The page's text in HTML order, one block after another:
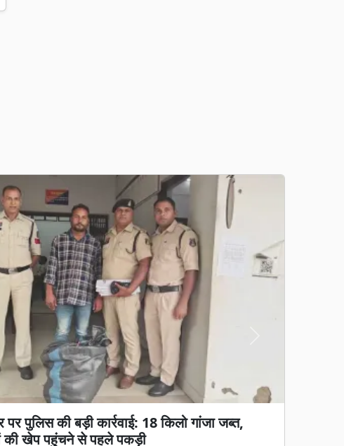
के लिए संघर्ष: कबीरधाम के 35 बैगा परिवार नदी
प्रशासन पर अनदेखी का आरोप